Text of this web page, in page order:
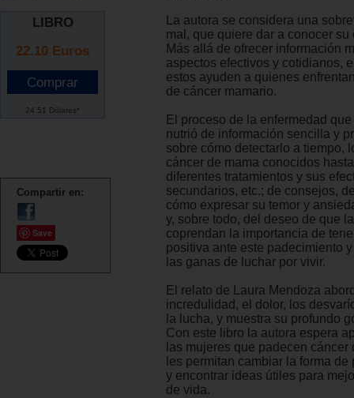
LIBRO
22.10 Euros
24.51 Dólares*
Compartir en:
Save
La autora se considera una
mal, que quiere dar a conocer su
Más allá de ofrecer información
aspectos efectivos y cotidianos,
estos ayuden a quienes
de cáncer mamario.
El proceso de la enfermedad
nutrió de información sencilla y
sobre cómo detectarlo a tiempo,
cáncer de mama conocidos
diferentes tratamientos y sus
secundarios, etc.; de consejos,
cómo expresar su temor y
y, sobre todo, del deseo de que
coprendan la importancia de
positiva ante este padecimiento
las ganas de luchar por vivir.
El relato de Laura Mendoza
incredulidad, el dolor, los
la lucha, y muestra su profundo
Con este libro la autora espera
las mujeres que padecen cáncer
les permitan cambiar la forma
y encontrar ideas útiles para
de vida.